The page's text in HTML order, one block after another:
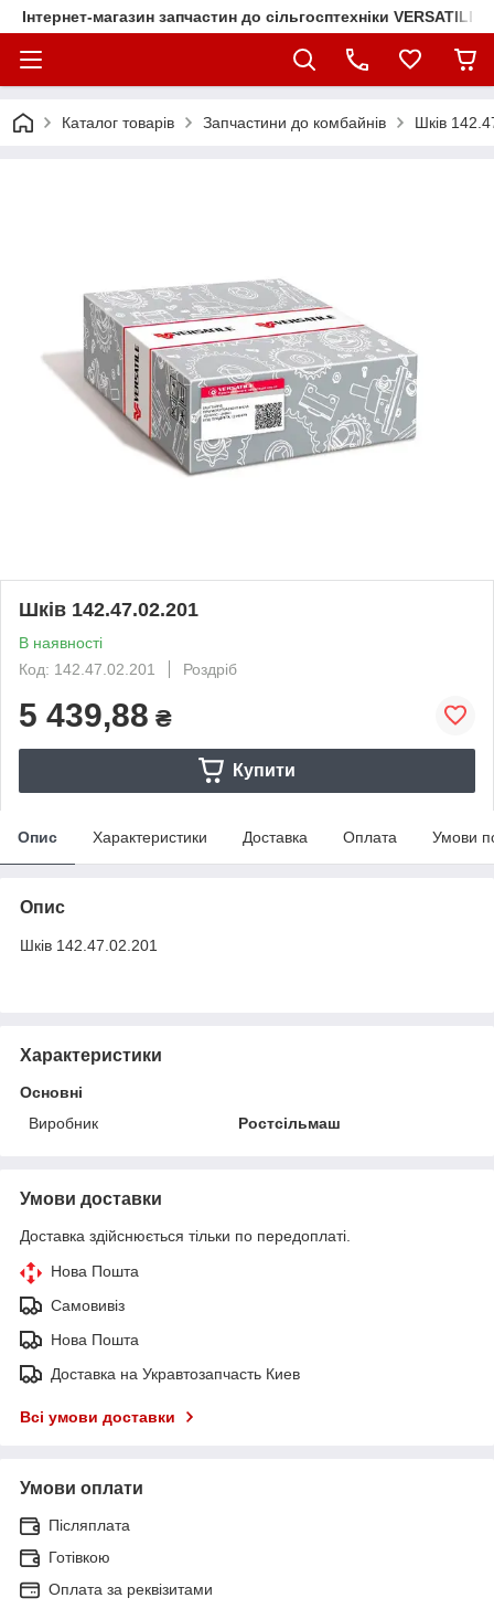
Інтернет-магазин запчастин до сільгосптехніки VERSATILE
Каталог товарів Запчастини до комбайнів Шків
Шків 142.47.02.201
В наявності
Код: 142.47.02.201
Роздріб
5 439,88 ₴
Купити
Опис Характеристики Доставка Оплата Умови
Опис
Шків 142.47.02.201
Характеристики
Основні
Виробник
Ростсільмаш
Умови доставки
Доставка здійснюється тільки по передоплаті.
Нова Пошта
Самовивіз
Нова Пошта
Доставка на Укравтозапчасть Киев
Всі умови доставки
Умови оплати
Післяплата
Готівкою
Оплата за реквізитами